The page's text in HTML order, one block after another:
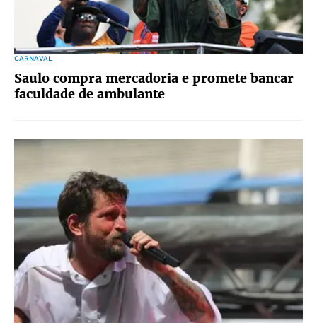
CARNAVAL
Saulo compra mercadoria e promete bancar
faculdade de ambulante